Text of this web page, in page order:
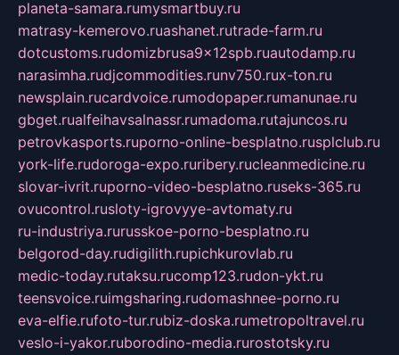
planeta-samara.rumysmartbuy.ru
matrasy-kemerovo.ruashanet.rutrade-farm.ru
dotcustoms.rudomizbrusa9x12spb.ruautodamp.ru
narasimha.rudjcommodities.runv750.rux-ton.ru
newsplain.rucardvoice.rumodopaper.rumanunae.ru
gbget.rualfeihavsalnassr.rumadoma.rutajuncos.ru
petrovkasports.ruporno-online-besplatno.rusplclub.ru
york-life.rudoroga-expo.ruribery.rucleanmedicine.ru
slovar-ivrit.ruporno-video-besplatno.ruseks-365.ru
ovucontrol.rusloty-igrovyye-avtomaty.ru
ru-industriya.rurusskoe-porno-besplatno.ru
belgorod-day.rudigilith.rupichkurovlab.ru
medic-today.rutaksu.rucomp123.rudon-ykt.ru
teensvoice.ruimgsharing.rudomashnee-porno.ru
eva-elfie.rufoto-tur.rubiz-doska.rumetropoltravel.ru
veslo-i-yakor.ruborodino-media.rurostotsky.ru